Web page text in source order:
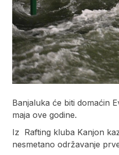
Banjaluka će biti domaćin
maja ove godine.
Iz Rafting kluba Kanjon
nesmetano održavanje